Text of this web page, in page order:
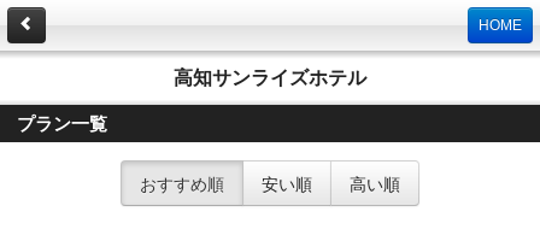
HOME
高知サンライズホテル
プラン一覧
おすすめ順 安い順 高い順